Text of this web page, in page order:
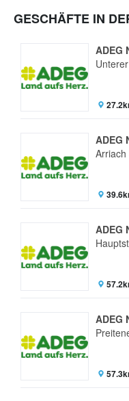
GESCHÄFTE IN
ADEG
ADEG
Arriach
ADEG
ADEG